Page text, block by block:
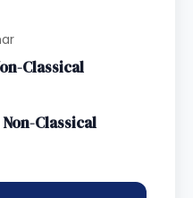
Classical
Classical